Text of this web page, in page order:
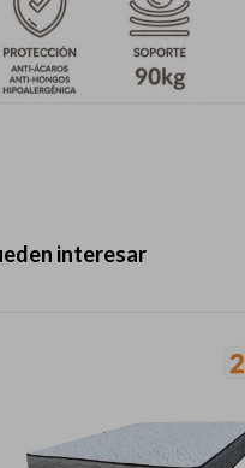
interesar